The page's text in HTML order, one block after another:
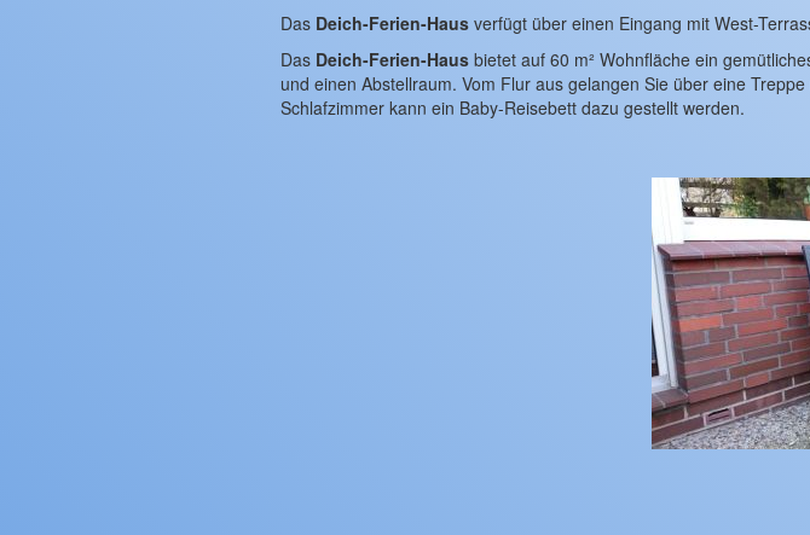
Das Deich-Ferien-Haus verfügt über einen Eingang mit West-
Das Deich-Ferien-Haus bietet auf 60 m² Wohnfläche ein
und einen Abstellraum. Vom Flur aus gelangen Sie über eine
Schlafzimmer kann ein Baby-Reisebett dazu gestellt werden.